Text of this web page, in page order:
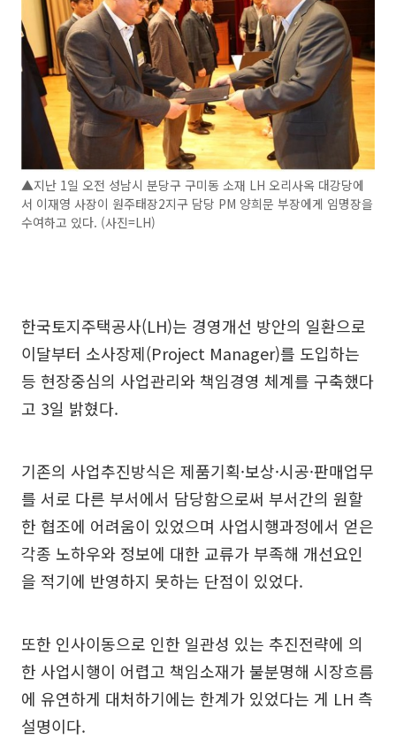
▲지난 1일 오전 성남시 분당구 구미동 소재 LH 오리사옥 대강당에
서 이재영 사장이 원주태장2지구 담당 PM 양희문 부장에게 임명장을
수여하고 있다. (사진=LH)
한국토지주택공사(LH)는 경영개선 방안의 일환으로
이달부터 소사장제(Project Manager)를 도입하는
등 현장중심의 사업관리와 책임경영 체계를 구축했다
고 3일 밝혔다.
기존의 사업추진방식은 제품기획·보상·시공·판매업무
를 서로 다른 부서에서 담당함으로써 부서간의 원할
한 협조에 어려움이 있었으며 사업시행과정에서 얻은
각종 노하우와 정보에 대한 교류가 부족해 개선요인
을 적기에 반영하지 못하는 단점이 있었다.
또한 인사이동으로 인한 일관성 있는 추진전략에 의
한 사업시행이 어렵고 책임소재가 불분명해 시장흐름
에 유연하게 대처하기에는 한계가 있었다는 게 LH 측
설명이다.